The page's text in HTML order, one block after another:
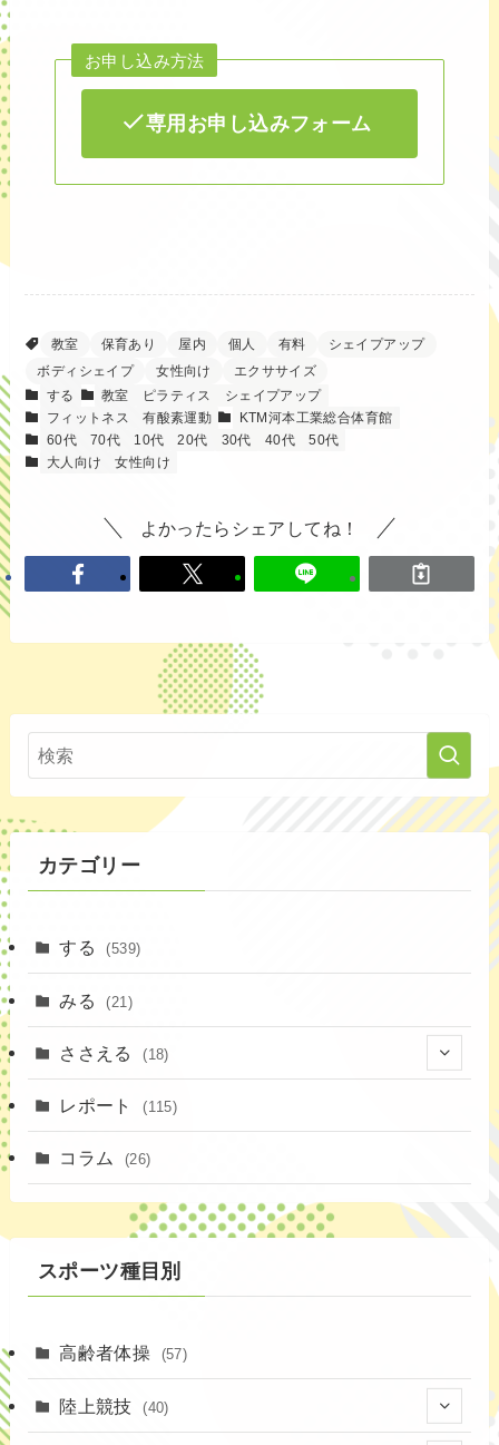
お申し込み方法
専用お申し込みフォーム
教室 保育あり 屋内 個人 有料
シェイプアップ
ボディシェイプ
女性向け
エクササイズ
する
教室 ピラティス
シェイプアップ
フィットネス
有酸素運動
KTM河本工業総合体育館
60代
70代 10代 20代 30代 40代
50代
大人向け
女性向け
よかったらシェアしてね！
カテゴリー
する (539)
みる (21)
ささえる (18)
(4)
(1)
(3)
レポート (115)
コラム (26)
スポーツ種目別
高齢者体操 (57)
陸上競技 (40)